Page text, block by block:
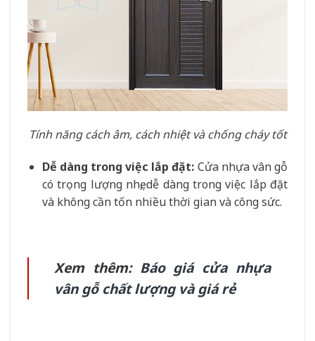
Tính năng cách âm, cách nhiệt và chống cháy tốt
Dễ dàng trong việc lắp đặt: Cửa nhựa vân gỗ
có trọng lượng nhẹ, dễ dàng trong việc lắp đặt
và không cần tốn nhiều thời gian và công sức.
Xem thêm: Báo giá cửa nhựa
vân gỗ chất lượng và giá rẻ